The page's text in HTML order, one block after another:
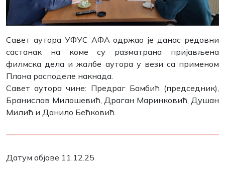
Савет аутора УФУС АФА одржао је данас редовни
састанак на коме су разматрана пријављена
филмска дела и жалбе аутора у вези са применом
Плана расподеле накнада.
Савет аутора чине: Предраг Бамбић (председник),
Бранислав Милошевић, Драган Маринковић, Душан
Милић и Данило Бећковић.
Датум објаве 11.12.25